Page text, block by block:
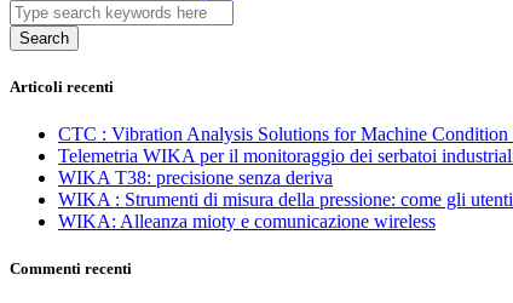
Search
Articoli recenti
CTC : Vibration Analysis Solutions for Machine
Telemetria WIKA per il monitoraggio dei serbatoi
WIKA T38: precisione senza deriva
WIKA : Strumenti di misura della pressione: come gli
WIKA: Alleanza mioty e comunicazione wireless
Commenti recenti